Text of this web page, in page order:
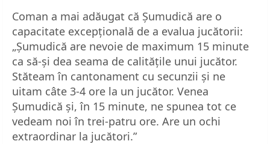
Coman a mai adăugat că Șumudică are o
capacitate excepțională de a evalua jucătorii:
„Șumudică are nevoie de maximum 15 minute
ca să-și dea seama de calitățile unui jucător.
Stăteam în cantonament cu secunzii și ne
uitam câte 3-4 ore la un jucător. Venea
Șumudică și, în 15 minute, ne spunea tot ce
vedeam noi în trei-patru ore. Are un ochi
extraordinar la jucători.”